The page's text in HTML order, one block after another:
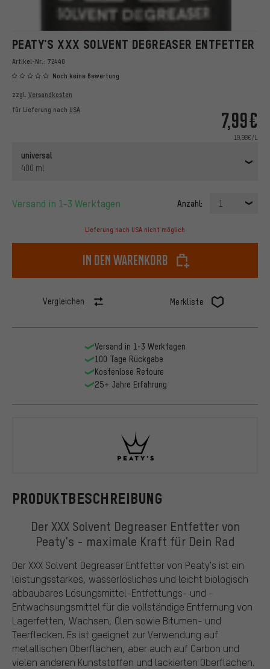
PEATY'S XXX SOLVENT DEGREASER ENTFETTER
Artikel-Nr.: 72440
Noch keine Bewertung
7,99€
19,98€/L
zzgl. Versandkosten
für Lieferung nach USA
universal
400 ml
Versand in 1-3 Werktagen Anzahl: 1
Lieferung nach USA nicht möglich
In den Warenkorb
Vergleichen Merkliste
PRODUKTBESCHREIBUNG
Der XXX Solvent Degreaser Entfetter von
Peaty's - maximale Kraft für Dein Rad
Der XXX Solvent Degreaser Entfetter von Peaty's ist ein
leistungsstarkes, wasserlösliches und leicht biologisch
abbaubares Lösungsmittel-Entfettungs- und -
Entwachsungsmittel für die vollständige Entfernung von
Lagerfetten, Wachsen, Ölen sowie Bitumen- und
Teerflecken. Es ist geeignet zur Verwendung auf
metallischen Oberflächen, aber auch auf Carbon und
vielen anderen Kunststoffen und lackierten Oberflächen.
Versand in 1-3 Werktagen
100 Tage Rückgabe
Kostenlose Retoure
25+ Jahre Erfahrung